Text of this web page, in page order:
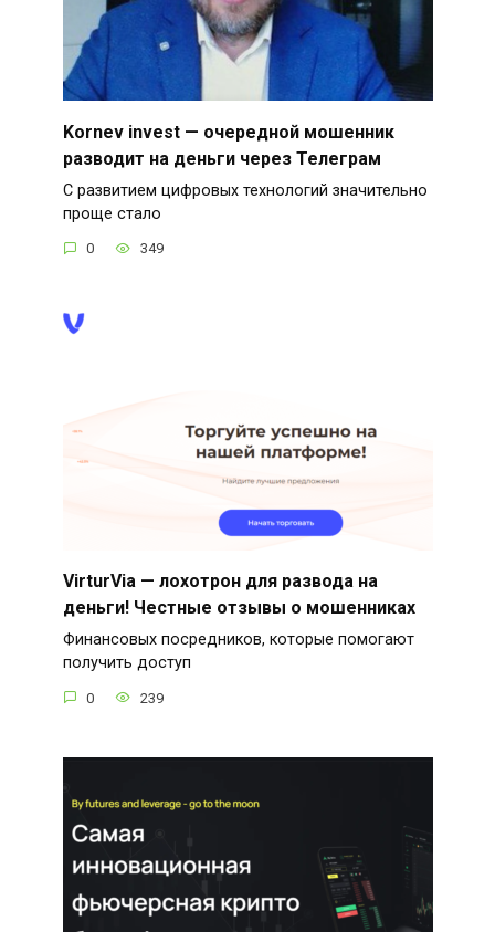
Kornev invest — очередной мошенник
разводит на деньги через Телеграм
С развитием цифровых технологий значительно
проще стало
0 349
VirturVia — лохотрон для развода на
деньги! Честные отзывы о мошенниках
Финансовых посредников, которые помогают
получить доступ
0 239